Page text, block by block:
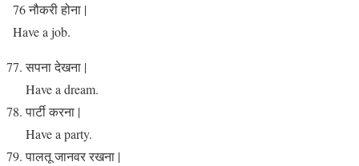
76 नौकरी होना |
Have a job.
सपना देखना |
Have a dream.
पार्टी करना |
Have a party.
पालतू जानवर रखना |